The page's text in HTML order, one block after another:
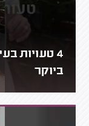
4 טעויות
ביוקר